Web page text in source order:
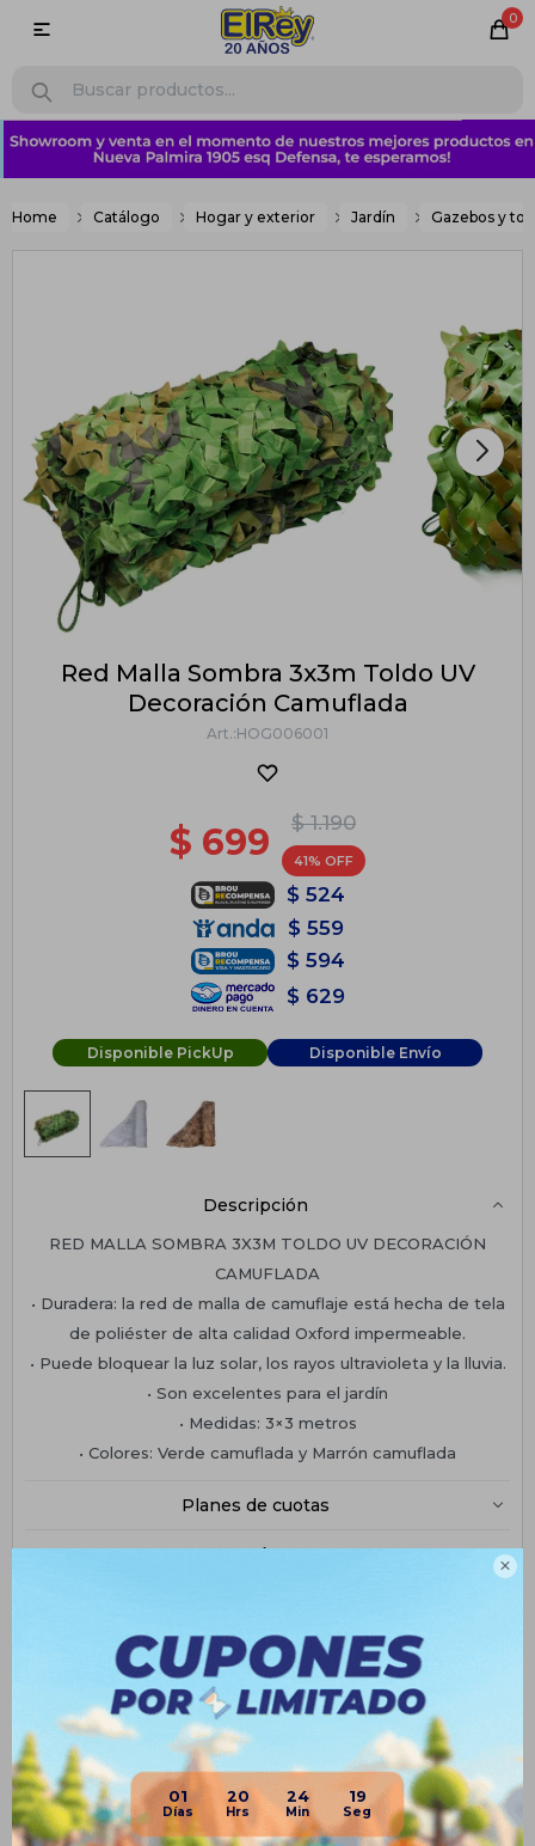

01 20 24 19
0

Home Catálogo Hogar y exterior Jardín Gazebos y
Red Malla Sombra 3x3m Toldo UV
Decoración Camuflada
HOG006001
$ 1.190
$ 699 41
$ 524
$ 559
$ 594
$ 629
Disponible PickUp Disponible Envío
Descripción
RED MALLA SOMBRA 3X3M TOLDO UV DECORACIÓN
CAMUFLADA
• Duradera: la red de malla de camuflaje está hecha de tela
de poliéster de alta calidad Oxford impermeable.
• Puede bloquear la luz solar, los rayos ultravioleta y la lluvia.
• Son excelentes para el jardín
• Medidas: 3×3 metros
• Colores: Verde camuflada y Marrón camuflada
Planes de cuotas
Envíos
Productos que te pueden interesar